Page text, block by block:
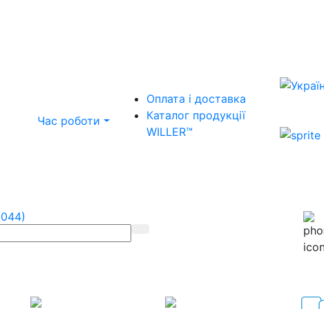
Час роботи
Оплата і доставка
Каталог продукції
WILLER™